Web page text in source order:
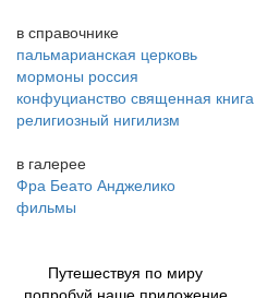
в справочнике
пальмарианская церковь
мормоны россия
конфуцианство священная книга
религиозный нигилизм
в галерее
Фра Беато Анджелико
фильмы
Путешествуя по миру
попробуй наше приложение